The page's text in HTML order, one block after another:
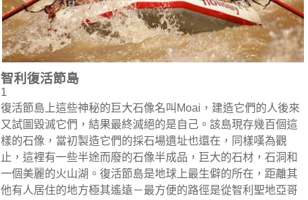
智利復活節島
1
復活節島上這些神秘的巨大石像名叫Moai，建造它們的人後來
又試圖毀滅它們，結果最終滅絕的是自己。該島現存幾百個這
樣的石像，當初製造它們的採石場遺址也還在，同樣嘆為觀
止，這裡有一些半途而廢的石像半成品，巨大的石材，石洞和
一個美麗的火山湖。復活節島是地球上最生僻的所在，距離其
他有人居住的地方極其遙遠－最方便的路徑是從智利聖地亞哥